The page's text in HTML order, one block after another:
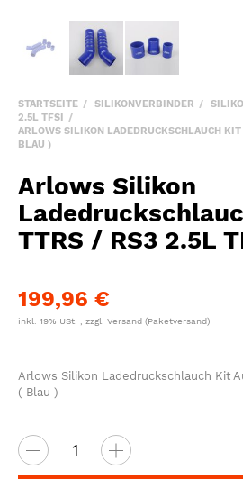
STARTSEITE SILIKONVERBINDER
2.5L TFSI
ARLOWS SILIKON LADEDRUCKSCHLAUCH
BLAU )
Arlows Silikon
TTRS / RS3 2.5L
199,96 €
inkl. 19% USt. , zzgl. Versand (Paketversand)
Arlows Silikon Ladedruckschlauch Kit
( Blau )